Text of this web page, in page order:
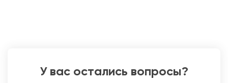
У вас остались вопросы?